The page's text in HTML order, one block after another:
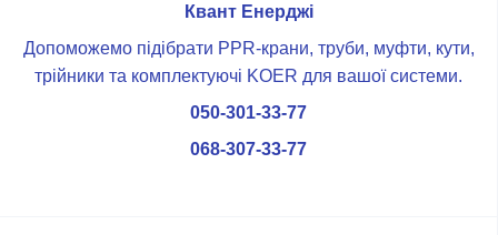
Квант Енерджі
Допоможемо підібрати PPR-крани, труби, муфти, кути,
трійники та комплектуючі KOER для вашої системи.
050-301-33-77
068-307-33-77